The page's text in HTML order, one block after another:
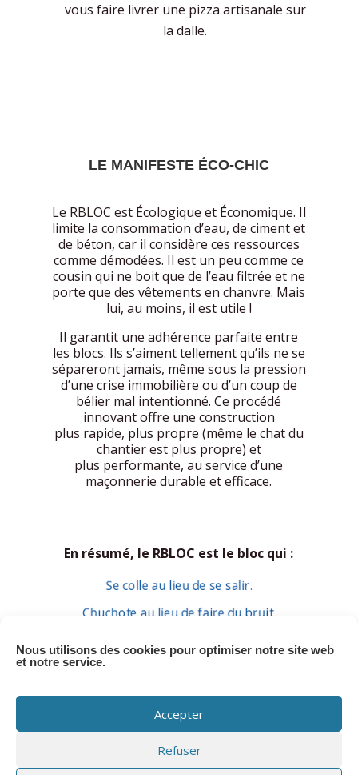
Nous utilisons des cookies pour optimiser notre site web
et notre service.
Accepter
Refuser
vous faire livrer une pizza artisanale sur
la dalle.
​LE MANIFESTE ÉCO-CHIC
Le RBLOC est Écologique et Économique. Il
limite la consommation d’eau, de ciment et
de béton, car il considère ces ressources
comme démodées. Il est un peu comme ce
cousin qui ne boit que de l’eau filtrée et ne
porte que des vêtements en chanvre. Mais
lui, au moins, il est utile !
​Il garantit une adhérence parfaite entre
les blocs. Ils s’aiment tellement qu’ils ne se
sépareront jamais, même sous la pression
d’une crise immobilière ou d’un coup de
bélier mal intentionné. Ce procédé
innovant offre une construction
plus rapide, plus propre (même le chat du
chantier est plus propre) et
plus performante, au service d’une
maçonnerie durable et efficace.
En résumé, le RBLOC est le bloc qui :
Se colle au lieu de se salir.
Chuchote au lieu de faire du bruit.
dans la difficulté. Passez au RBLOC et
découvrez la maçonnerie zen !